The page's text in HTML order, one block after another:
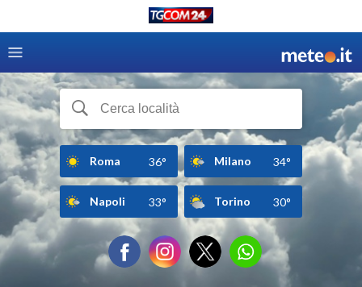
Roma 36° Milano 34°
Napoli 33° Torino 30°